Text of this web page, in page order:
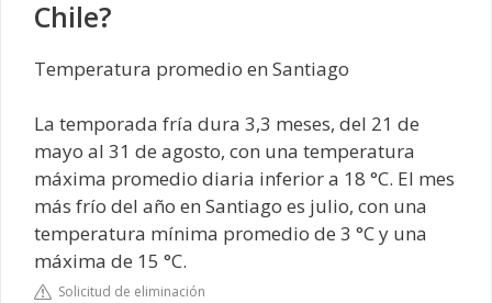
Chile?
Temperatura promedio en Santiago
La temporada fría dura 3,3 meses, del 21 de
mayo al 31 de agosto, con una temperatura
máxima promedio diaria inferior a 18 °C. El mes
más frío del año en Santiago es julio, con una
temperatura mínima promedio de 3 °C y una
máxima de 15 °C.
Solicitud de eliminación